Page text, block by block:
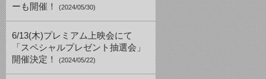
ーも開催！
(2024/05/30)
6/13(木)プレミアム上映会にて
「スペシャルプレゼント抽選会」
開催決定！
(2024/05/22)